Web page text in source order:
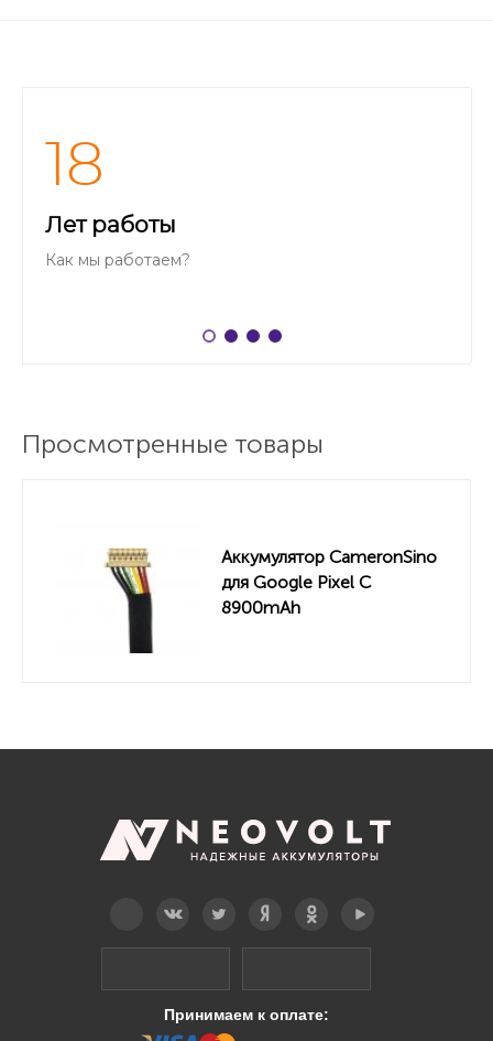
18
Лет работы
Как мы работаем?
Просмотренные товары
Аккумулятор CameronSino
для Google Pixel C
8900mAh
Принимаем к оплате: